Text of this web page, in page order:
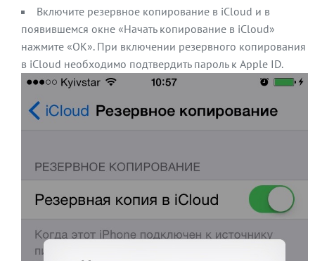
Включите резервное копирование в iCloud и в
появившемся окне «Начать копирование в iCloud»
нажмите «ОК». При включении резервного копирования
в iCloud необходимо подтвердить пароль к Apple ID.